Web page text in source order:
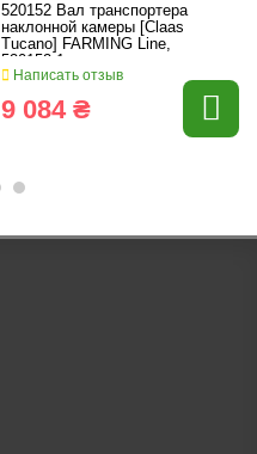
520152 Вал транспортера
наклонной камеры [Claas
Tucano] FARMING Line,
520152.1
Написать отзыв
9 084 ₴